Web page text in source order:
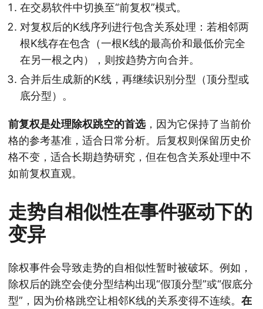
在交易软件中切换至“前复权”模式。
对复权后的K线序列进行包含关系处理：若相邻两
根K线存在包含（一根K线的最高价和最低价完全
在另一根之内），则按趋势方向合并。
合并后生成新的K线，再继续识别分型（顶分型或
底分型）。
前复权是处理除权跳空的首选，因为它保持了当前价
格的参考基准，适合日常分析。后复权则保留历史价
格不变，适合长期趋势研究，但在包含关系处理中不
如前复权直观。
走势自相似性在事件驱动下的
变异
除权事件会导致走势的自相似性暂时被破坏。例如，
除权后的跳空会使分型结构出现“假顶分型”或“假底分
型”，因为价格跳空让相邻K线的关系变得不连续。 在